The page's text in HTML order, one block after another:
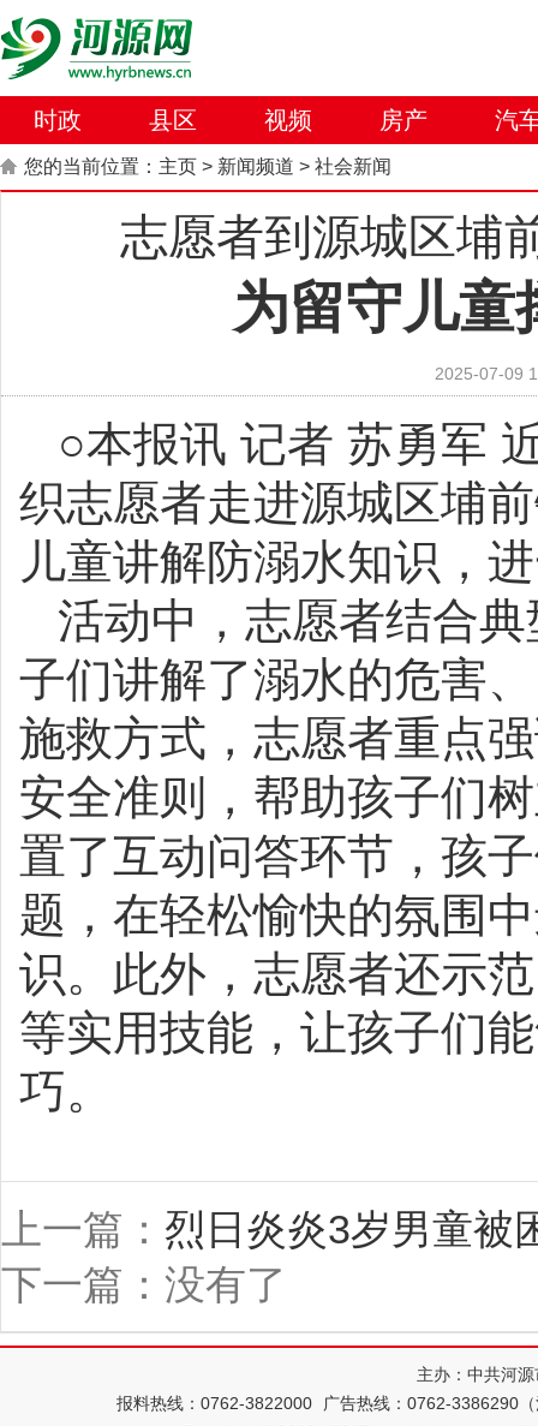
时政 县区 视频 房产 汽
您的当前位置： 主页 > 新闻频道 > 社会新闻
志愿者到源城区埔
为留守儿童
2025-07-09
○本报讯 记者 苏勇军
织志愿者走进源城区埔
儿童讲解防溺水知识，
活动中，志愿者结合
子们讲解了溺水的危害
施救方式，志愿者重点强
安全准则，帮助孩子们
置了互动问答环节，孩
题，在轻松愉快的氛围
识。此外，志愿者还示
等实用技能，让孩子们
巧。
上一篇： 烈日炎炎3岁男童被
下一篇：没有了